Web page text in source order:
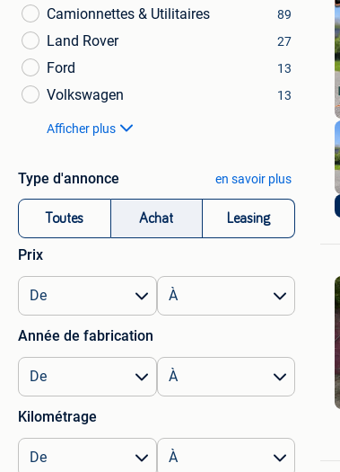
Camionnettes & Utilitaires
89
Land Rover 27
Ford 13
Volkswagen 13
Afficher plus
Type d'annonce en savoir plus
Toutes Achat Leasing
Prix
Année de fabrication
Kilométrage